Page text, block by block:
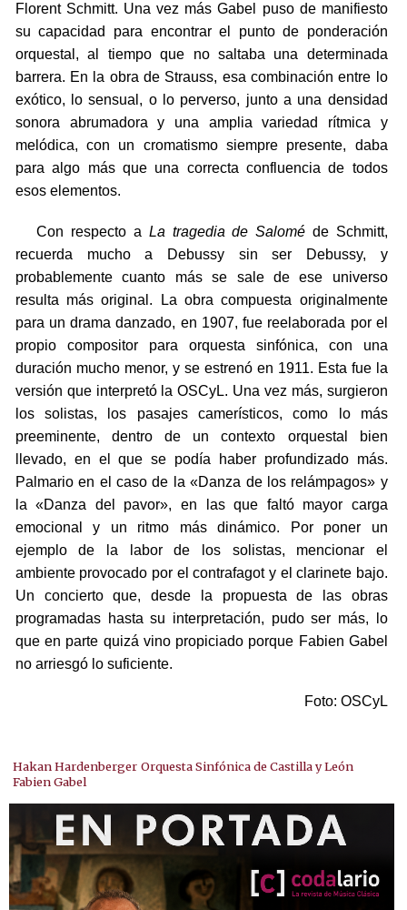
Florent Schmitt. Una vez más Gabel puso de manifiesto
su capacidad para encontrar el punto de ponderación
orquestal, al tiempo que no saltaba una determinada
barrera. En la obra de Strauss, esa combinación entre lo
exótico, lo sensual, o lo perverso, junto a una densidad
sonora abrumadora y una amplia variedad rítmica y
melódica, con un cromatismo siempre presente, daba
para algo más que una correcta confluencia de todos
esos elementos.
Con respecto a La tragedia de Salomé de Schmitt,
recuerda mucho a Debussy sin ser Debussy, y
probablemente cuanto más se sale de ese universo
resulta más original. La obra compuesta originalmente
para un drama danzado, en 1907, fue reelaborada por el
propio compositor para orquesta sinfónica, con una
duración mucho menor, y se estrenó en 1911. Esta fue la
versión que interpretó la OSCyL. Una vez más, surgieron
los solistas, los pasajes camerísticos, como lo más
preeminente, dentro de un contexto orquestal bien
llevado, en el que se podía haber profundizado más.
Palmario en el caso de la «Danza de los relámpagos» y
la «Danza del pavor», en las que faltó mayor carga
emocional y un ritmo más dinámico. Por poner un
ejemplo de la labor de los solistas, mencionar el
ambiente provocado por el contrafagot y el clarinete bajo.
Un concierto que, desde la propuesta de las obras
programadas hasta su interpretación, pudo ser más, lo
que en parte quizá vino propiciado porque Fabien Gabel
no arriesgó lo suficiente.
Foto: OSCyL
Hakan Hardenberger Orquesta Sinfónica de Castilla y León
Fabien Gabel